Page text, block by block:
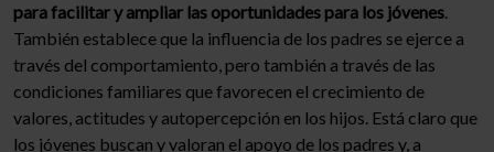
para facilitar y ampliar las oportunidades para los jóvenes.
También establece que la influencia de los padres se ejerce a
través del comportamiento, pero también a través de las
condiciones familiares que favorecen el crecimiento de
valores, actitudes y autopercepción en los hijos. Está claro que
los jóvenes buscan y valoran el apoyo de los padres y, a